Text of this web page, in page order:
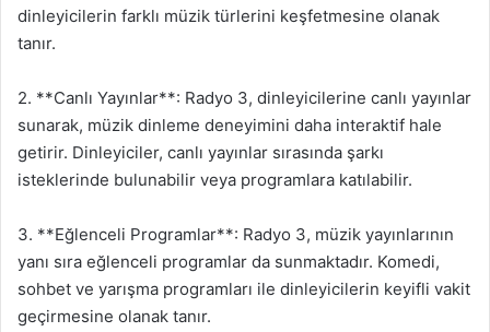
dinleyicilerin farklı müzik türlerini keşfetmesine olanak
tanır.
2. **Canlı Yayınlar**: Radyo 3, dinleyicilerine canlı yayınlar
sunarak, müzik dinleme deneyimini daha interaktif hale
getirir. Dinleyiciler, canlı yayınlar sırasında şarkı
isteklerinde bulunabilir veya programlara katılabilir.
3. **Eğlenceli Programlar**: Radyo 3, müzik yayınlarının
yanı sıra eğlenceli programlar da sunmaktadır. Komedi,
sohbet ve yarışma programları ile dinleyicilerin keyifli vakit
geçirmesine olanak tanır.